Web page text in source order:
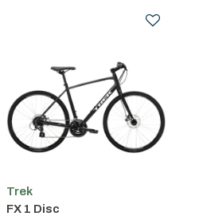
Trek
FX 1 Disc